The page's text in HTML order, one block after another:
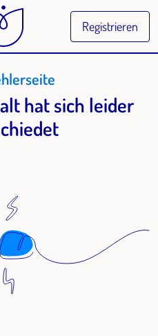
Registrieren
hat sich leider